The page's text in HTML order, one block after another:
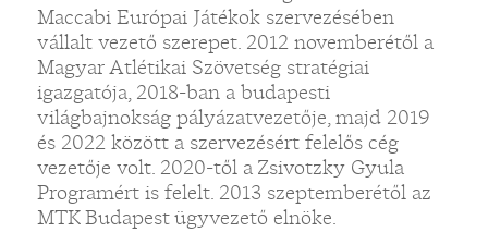
Maccabi Európai Játékok szervezésében
vállalt vezető szerepet. 2012 novemberétől a
Magyar Atlétikai Szövetség stratégiai
igazgatója, 2018-ban a budapesti
világbajnokság pályázatvezetője, majd 2019
és 2022 között a szervezésért felelős cég
vezetője volt. 2020-től a Zsivotzky Gyula
Programért is felelt. 2013 szeptemberétől az
MTK Budapest ügyvezető elnöke.